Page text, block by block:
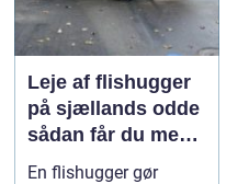
Leje af flishugger
på sjællands odde
sådan får du mest
ud af arbejdet
En flishugger gør